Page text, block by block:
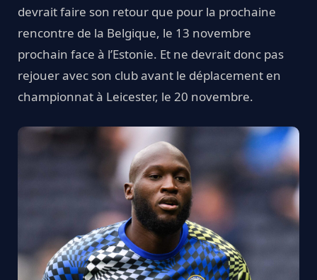
devrait faire son retour que pour la prochaine
rencontre de la Belgique, le 13 novembre
prochain face à l’Estonie. Et ne devrait donc pas
rejouer avec son club avant le déplacement en
championnat à Leicester, le 20 novembre.